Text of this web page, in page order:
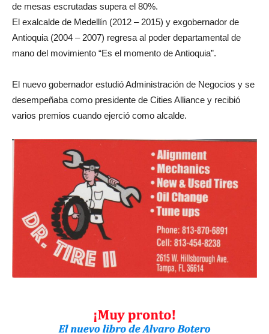
de mesas escrutadas supera el 80%.
El exalcalde de Medellín (2012 – 2015) y exgobernador de
Antioquia (2004 – 2007) regresa al poder departamental de
mano del movimiento “Es el momento de Antioquia”.
El nuevo gobernador estudió Administración de Negocios y se
desempeñaba como presidente de Cities Alliance y recibió
varios premios cuando ejerció como alcalde.